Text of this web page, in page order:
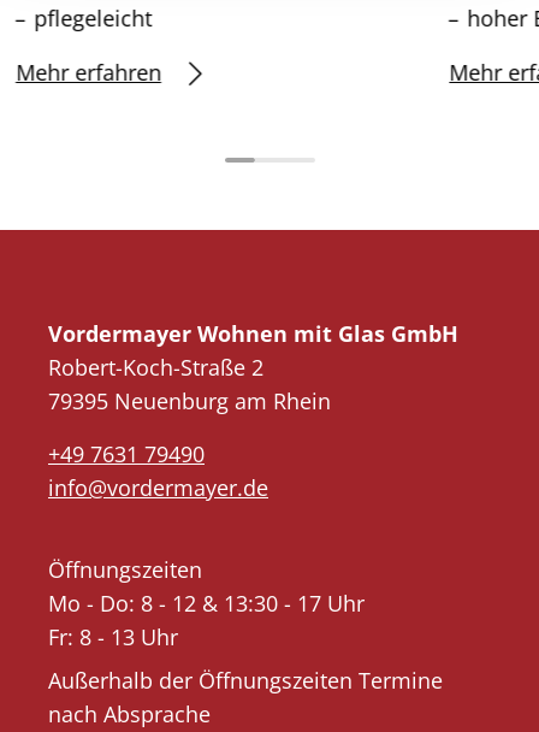
pflegeleicht
Mehr erfahren
hoher
Mehr
Vordermayer Wohnen mit Glas GmbH
Robert-Koch-Straße 2
79395 Neuenburg am Rhein
+49 7631 79490
info@vordermayer.de
Öffnungszeiten
Mo - Do: 8 - 12 & 13:30 - 17 Uhr
Fr: 8 - 13 Uhr
Außerhalb der Öffnungszeiten Termine
nach Absprache